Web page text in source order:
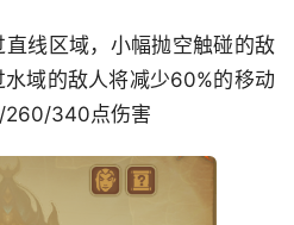
线区域，小幅抛空触碰的敌
域的敌人将减少60%的移动
260/340点伤害